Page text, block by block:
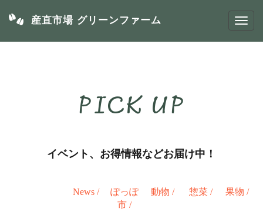
産直市場 グリーンファーム
PICK UP
イベント、お得情報などお届け中！
News /
ぽっぽ
市 /
動物 / 惣菜 / 果物 /